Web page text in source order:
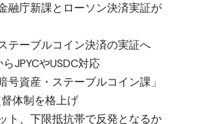
庁新課とローソン決済実証が
テーブルコイン決済の実証へ
JPYCやUSDC対応
号資産・ステーブルコイン課」
体制を格上げ
ト、下限抵抗帯で反発となるか